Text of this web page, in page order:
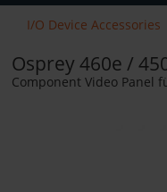
I/O Device Accessories
Osprey 460e /
Component Video Panel